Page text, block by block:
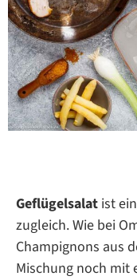
Geflügelsalat ist
zugleich. Wie bei
Champignons aus
Mischung noch mit